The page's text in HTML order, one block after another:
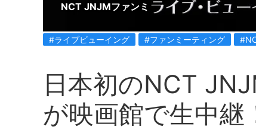
NCT JNJMファンミ
#ライブビューイング #ファンミーティング
日本初のNCT
が映画館で生中継